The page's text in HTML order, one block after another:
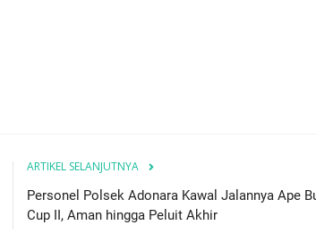
ARTIKEL SELANJUTNYA
Personel Polsek Adonara Kawal Jalannya Ape
Cup II, Aman hingga Peluit Akhir